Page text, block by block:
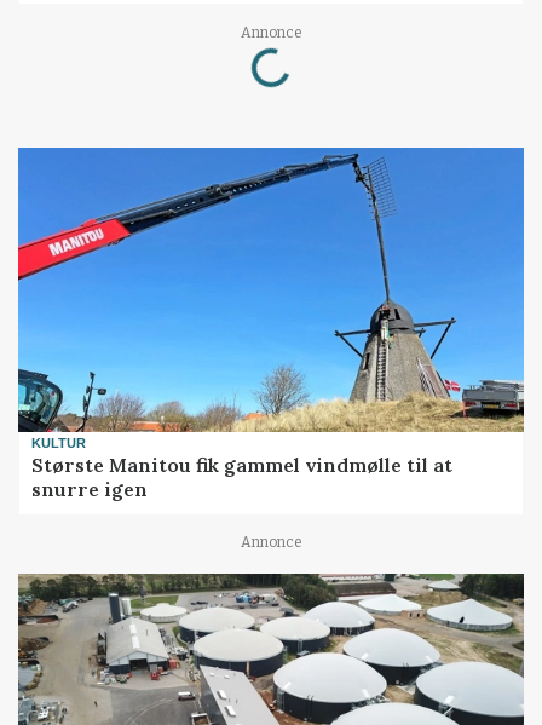
Annonce
Loading...
KULTUR
Største Manitou fik gammel vindmølle til at
snurre igen
Annonce